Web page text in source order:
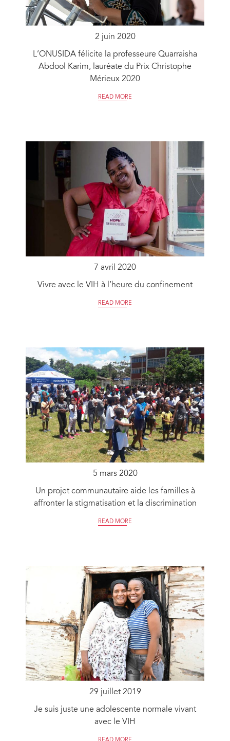
2 juin 2020
L’ONUSIDA félicite la professeure Quarraisha
Abdool Karim, lauréate du Prix Christophe
Mérieux 2020
READ MORE
7 avril 2020
Vivre avec le VIH à l’heure du confinement
READ MORE
5 mars 2020
Un projet communautaire aide les familles à
affronter la stigmatisation et la discrimination
READ MORE
29 juillet 2019
Je suis juste une adolescente normale vivant
avec le VIH